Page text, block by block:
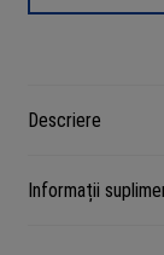
și
TED
Descriere
Informații